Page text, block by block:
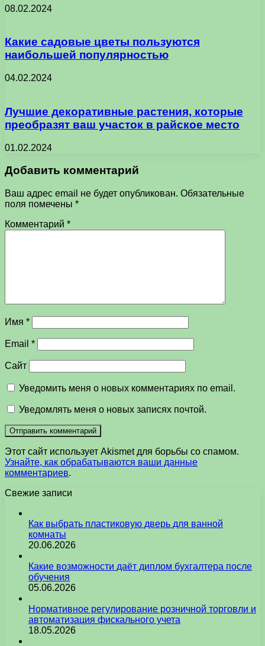
08.02.2024
Какие садовые цветы пользуются
наибольшей популярностью
04.02.2024
Лучшие декоративные растения, которые
преобразят ваш участок в райское место
01.02.2024
Добавить комментарий
Ваш адрес email не будет опубликован. Обязательные
поля помечены *
Комментарий *
Имя *
Email *
Сайт
Уведомить меня о новых комментариях по email.
Уведомлять меня о новых записях почтой.
Этот сайт использует Akismet для борьбы со спамом.
Узнайте, как обрабатываются ваши данные
комментариев.
Свежие записи
Как выбрать пластиковую дверь для ванной
комнаты
20.06.2026
Какие возможности даёт диплом бухгалтера после
обучения
05.06.2026
Нормативное регулирование розничной торговли и
автоматизация фискального учета
18.05.2026